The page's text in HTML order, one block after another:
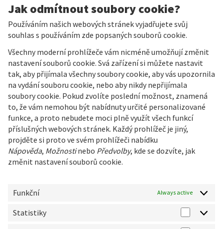
Jak odmítnout soubory cookie?
Používáním našich webových stránek vyjadřujete svůj
souhlas s používáním zde popsaných souborů cookie.
Všechny moderní prohlížeče vám nicméně umožňují změnit
nastavení souborů cookie. Svá zařízení si můžete nastavit
tak, aby přijímala všechny soubory cookie, aby vás upozornila
na vydání souboru cookie, nebo aby nikdy nepřijímala
soubory cookie. Pokud zvolíte poslední možnost, znamená
to, že vám nemohou být nabídnuty určité personalizované
funkce, a proto nebudete moci plně využít všech funkcí
příslušných webových stránek. Každý prohlížeč je jiný,
projděte si proto ve svém prohlížeči nabídku
Nápověda, Možnostinebo Předvolby, kde se dozvíte, jak
změnit nastavení souborů cookie.
Funkční Always active
Statistiky